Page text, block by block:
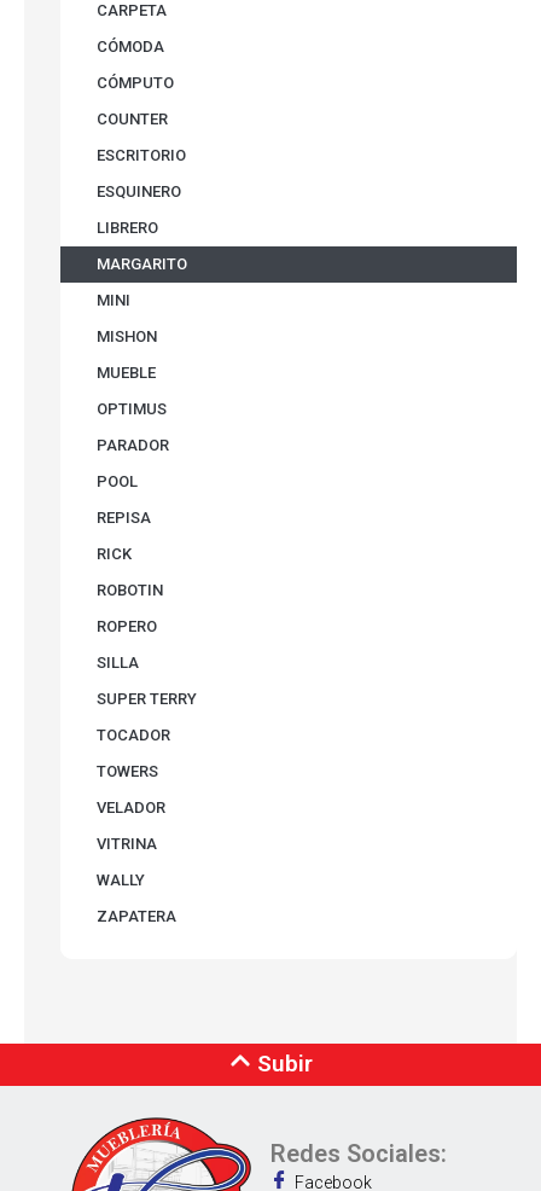
CARPETA
CÓMODA
CÓMPUTO
COUNTER
ESCRITORIO
ESQUINERO
LIBRERO
MARGARITO
MINI
MISHON
MUEBLE
OPTIMUS
PARADOR
POOL
REPISA
RICK
ROBOTIN
ROPERO
SILLA
SUPER TERRY
TOCADOR
TOWERS
VELADOR
VITRINA
WALLY
ZAPATERA
Subir
Redes Sociales:
Facebook